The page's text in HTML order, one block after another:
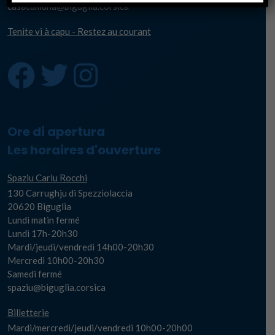
casacumuna@biguglia.corsica
Tenite vi à capu - Restez au courant
Ore di apertura
Les horaires d'ouverture
Spaziu Carlu Rocchi
130 Carrughju di Spezziolaccia
20620 Biguglia
Lundi matin fermé
Lundi 17h-20h30
Mardi/jeudi/vendredi 14h00-20h30
Mercredi 10h00-20h30
Samedi fermé
spaziu@biguglia.corsica
Billetterie
Mardi/mercredi/jeudi/vendredi 10h00-20h00